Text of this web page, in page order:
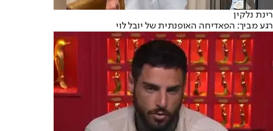
רינת נלקין
רגע מביך: הפאדיחה האופנתית של יובל לוי